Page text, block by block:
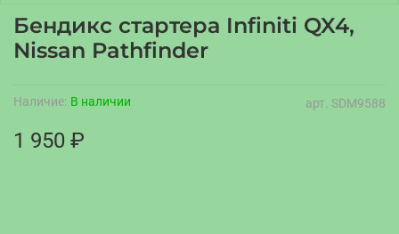
арт. SDM9588
Наличие: В наличии
Бендикс стартера Infiniti QX4,
Nissan Pathfinder
1 950 ₽